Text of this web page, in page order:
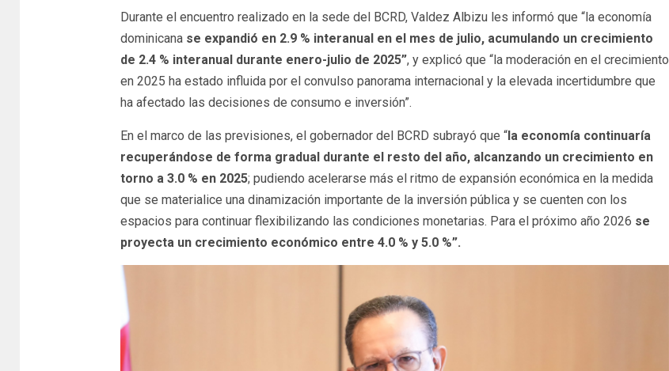
Durante el encuentro realizado en la sede del BCRD, Valdez Albizu les informó que “la economía
dominicana se expandió en 2.9 % interanual en el mes de julio, acumulando un crecimiento
de 2.4 % interanual durante enero-julio de 2025”, y explicó que “la moderación en el crecimiento
en 2025 ha estado influida por el convulso panorama internacional y la elevada incertidumbre que
ha afectado las decisiones de consumo e inversión”.
En el marco de las previsiones, el gobernador del BCRD subrayó que “la economía continuaría
recuperándose de forma gradual durante el resto del año, alcanzando un crecimiento en
torno a 3.0 % en 2025; pudiendo acelerarse más el ritmo de expansión económica en la medida
que se materialice una dinamización importante de la inversión pública y se cuenten con los
espacios para continuar flexibilizando las condiciones monetarias. Para el próximo año 2026 se
proyecta un crecimiento económico entre 4.0 % y 5.0 %”.